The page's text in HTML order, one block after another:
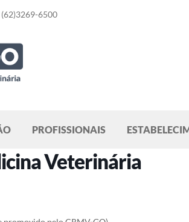
(62)3269-6500
PROFISSIONAIS
Veterinária